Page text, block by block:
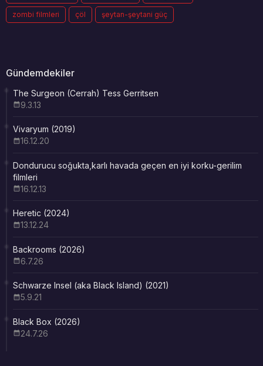
zombi filmleri çöl şeytan-şeytani güç
Gündemdekiler
The Surgeon (Cerrah) Tess Gerritsen
9.3.13
Vivaryum (2019)
16.12.20
Dondurucu soğukta,karlı havada geçen en iyi korku-gerilim
filmleri
16.12.13
Heretic (2024)
13.12.24
Backrooms (2026)
6.7.26
Schwarze Insel (aka Black Island) (2021)
5.9.21
Black Box (2026)
24.7.26